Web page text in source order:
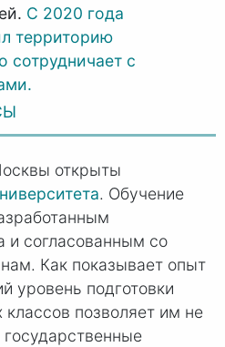
С 2020 года
территорию
сотрудничает с
открыты
. Обучение
и согласованным со
Как показывает опыт
уровень подготовки
позволяет им не